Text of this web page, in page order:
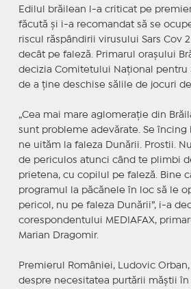
Edilul brăilean l-a criticat pe
făcută şi i-a recomandat să se
riscul răspândirii virusului Sars Cov
decât pe faleză. Primarul oraşului
decizia Comitetului Naţional pentru
de a ţine deschise sălile de jocuri
„Cea mai mare aglomeraţie din
sunt probleme adevărate. Se încing
ne uităm la faleza Dunării. Prostii.
de periculos atunci când te plimbi
prietena, cu copilul pe faleză. Bine
programul la păcănele în loc să le
pericol, nu pe faleza Dunării”, i-a
corespondentului MEDIAFAX,
Marian Dragomir.
Premierul României, Ludovic
despre necesitatea purtării măştii în